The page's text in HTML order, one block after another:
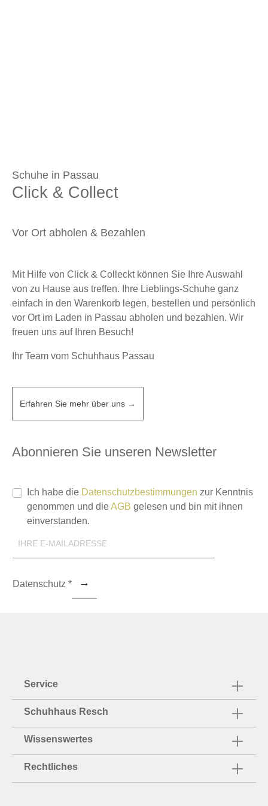
Schuhe in Passau
Click & Collect
Vor Ort abholen & Bezahlen
Mit Hilfe von Click & Colleckt können Sie Ihre Auswahl
von zu Hause aus treffen. Ihre Lieblings-Schuhe ganz
einfach in den Warenkorb legen, bestellen und persönlich
vor Ort im Laden in Passau abholen und bezahlen. Wir
freuen uns auf Ihren Besuch!
Ihr Team vom Schuhhaus Passau
Erfahren Sie mehr über uns →
Abonnieren Sie unseren Newsletter
Datenschutz *
Ich habe die Datenschutzbestimmungen zur Kenntnis
genommen und dieAGB gelesen und bin mit ihnen
einverstanden.
Service
Schuhhaus Resch
Wissenswertes
Rechtliches